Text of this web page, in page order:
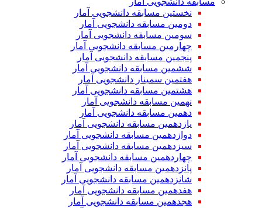
نخستین مسابقه دانشجویی آمار
دومین مسابقه دانشجویی آمار
سومین مسابقه دانشجویی آمار
چهارمین مسابقه دانشجویی آمار
پنجمین مسابقه دانشجویی آمار
ششمین مسابقه دانشجویی آمار
هفتمین سمینار دانشجویی آمار
هشتمین مسابقه دانشجویی آمار
نهمین مسابقه دانشجویی آمار
دهمین مسابقه دانشجویی آمار
یازدهمین مسابقه دانشجویی آمار
دوازدهمین مسابقه دانشجویی آمار
سیزدهمین مسابقه دانشجویی آمار
چهاردهمین مسابقه دانشجویی آمار
پانزدهمین مسابقه دانشجویی آمار
شانزدهمین مسابقه دانشجویی آمار
هفدهمین مسابقه دانشجویی آمار
هجدهمین مسابقه دانشجویی آمار